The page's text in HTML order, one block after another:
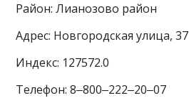
Район: Лианозово район
Адрес: Новгородская улица, 37
Индекс: 127572.0
Телефон: 8‒800‒222‒20‒07